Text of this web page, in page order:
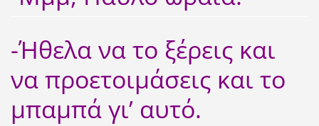
-Ήθελα να το ξέρεις και
να προετοιμάσεις και το
μπαμπά γι’ αυτό.